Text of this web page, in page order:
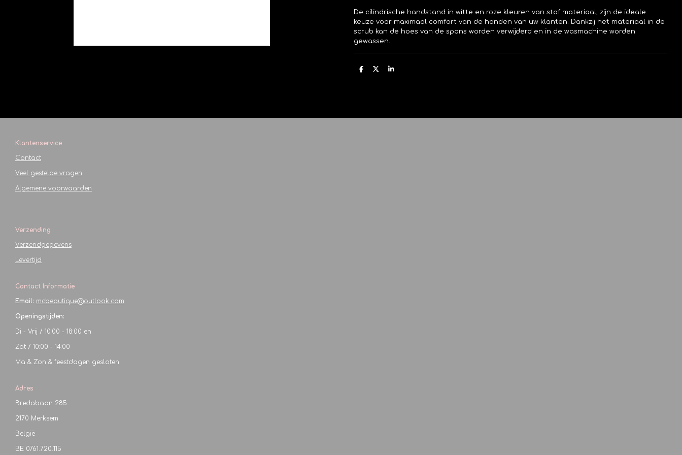
De cilindrische handstand in witte en roze kleuren van stof materiaal, zijn de ideale
keuze voor maximaal comfort van de handen van uw klanten. Dankzij het materiaal in de
scrub kan de hoes van de spons worden verwijderd en in de wasmachine worden
gewassen.
D
D
S
Klantenservice
Contact
Veel gestelde vragen
Algemene voorwaarden
Verzending
Verzendgegevens
Levertijd
Contact Informatie
Email: mcbeautique@outlook.com
Openingstijden:
Di - Vrij / 10:00 - 18:00 en
Zat / 10:00 - 14:00
Ma & Zon & feestdagen gesloten
Adres
Bredabaan 285
2170 Merksem
België
BE 0761.720.115